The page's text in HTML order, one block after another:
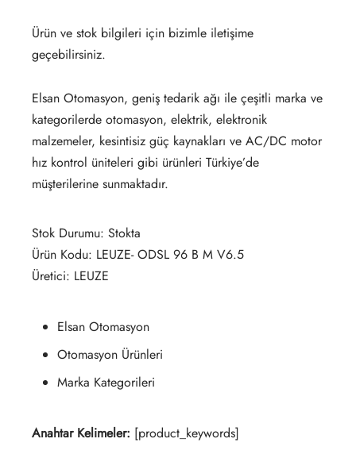
Ürün ve stok bilgileri için bizimle iletişime
geçebilirsiniz.
Elsan Otomasyon, geniş tedarik ağı ile çeşitli marka ve
kategorilerde otomasyon, elektrik, elektronik
malzemeler, kesintisiz güç kaynakları ve AC/DC motor
hız kontrol üniteleri gibi ürünleri Türkiye’de
müşterilerine sunmaktadır.
Stok Durumu: Stokta
Ürün Kodu: LEUZE- ODSL 96 B M V6.5
Üretici: LEUZE
Elsan Otomasyon
Otomasyon Ürünleri
Marka Kategorileri
Anahtar Kelimeler: [product_keywords]